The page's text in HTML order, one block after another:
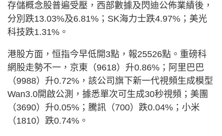
存儲概念股普遍受壓，西部數據及閃迪公佈業績後，
分別跌13.03%及6.81%；SK海力士跌4.97%；美光
科技跌1.31%。
港股方面，恒指今早低開3點，報25526點。重磅科
網股走勢不一，京東（9618）升0.86%；阿里巴巴
（9988）升0.72%，該公司旗下新一代視頻生成模型
Wan3.0開啟公測，據悉單次可生成30秒視頻；美團
（3690）升0.05%；騰訊（700）跌0.04%；小米
（1810）跌0.74%。